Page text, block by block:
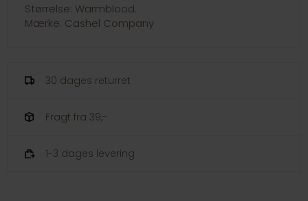
Størrelse: Warmblood.
Mærke: Cashel Company
30 dages returret
Fragt fra 39,-
1-3 dages levering